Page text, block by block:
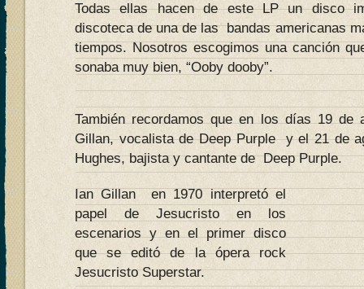
Todas ellas hacen de este LP un disco
discoteca de una de las bandas americanas
tiempos. Nosotros escogimos una canción
sonaba muy bien, “Ooby dooby”.
También recordamos que en los días 19
Gillan, vocalista de Deep Purple y el 21 de
Hughes, bajista y cantante de Deep Purple.
Ian Gillan en 1970 interpretó el
papel de Jesucristo en los
escenarios y en el primer disco
que se editó de la ópera rock
Jesucristo Superstar.